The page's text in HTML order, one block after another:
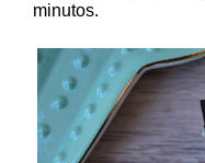
minutos.